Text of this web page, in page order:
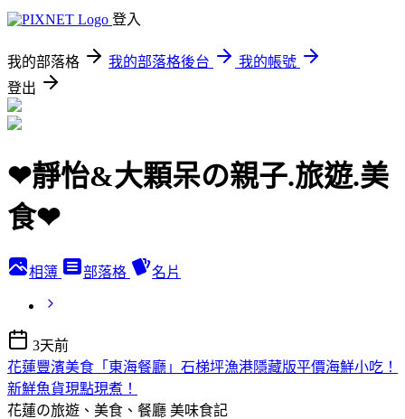
登入
我的部落格 我的部落格後台
我的帳號
登出
❤靜怡&大顆呆の親子.旅遊.美
食❤
相簿 部落格 名片
3天前
花蓮豐濱美食「東海餐廳」石梯坪漁港隱藏版平價海鮮小吃！
新鮮魚貨現點現煮！
花蓮の旅遊、美食、餐廳 美味食記